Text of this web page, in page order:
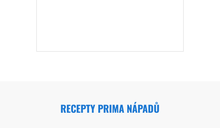
RECEPTY PRIMA NÁPADŮ